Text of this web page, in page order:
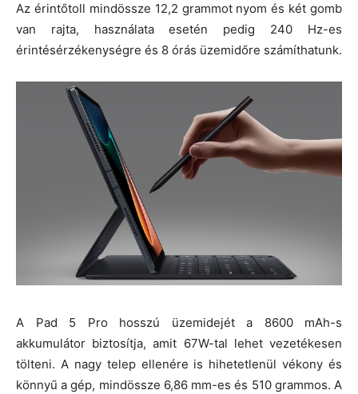
Az érintőtoll mindössze 12,2 grammot nyom és két gomb
van rajta, használata esetén pedig 240 Hz-es
érintésérzékenységre és 8 órás üzemidőre számíthatunk.
A Pad 5 Pro hosszú üzemidejét a 8600 mAh-s
akkumulátor biztosítja, amit 67W-tal lehet vezetékesen
tölteni. A nagy telep ellenére is hihetetlenül vékony és
könnyű a gép, mindössze 6,86 mm-es és 510 grammos. A